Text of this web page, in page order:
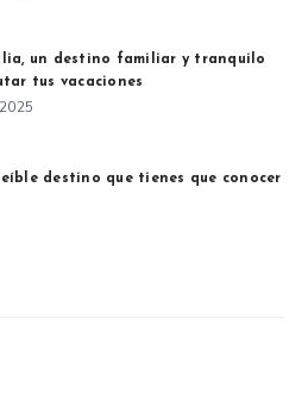
un destino familiar y tranquilo
tus vacaciones
destino que tienes que conocer